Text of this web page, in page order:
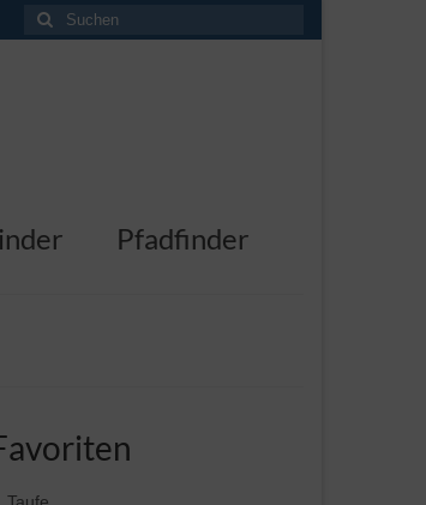
Suchen
nach:
Pfadfinder